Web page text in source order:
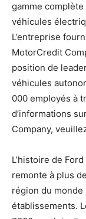
gamme complète
véhicules
L’entreprise
MotorCredit
position de
véhicules
000 employés à
d’informations
Company,
L’histoire de
remonte à plus
région du
établissements.